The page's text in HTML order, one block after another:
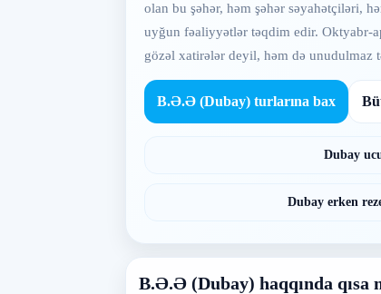
olan bu şəhər, həm şəhər səyahətçiləri,
uyğun fəaliyyətlər təqdim edir. Oktyabr-
gözəl xatirələr deyil, həm də unudulmaz
B.Ə.Ə (Dubay) turlarına bax
Dubay
Dubay erken
B.Ə.Ə (Dubay) haqqında qısa